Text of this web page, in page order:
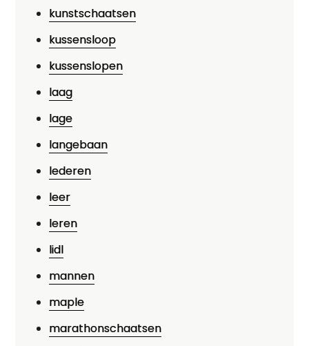
kunstschaatsen
kussensloop
kussenslopen
laag
lage
langebaan
lederen
leer
leren
lidl
mannen
maple
marathonschaatsen